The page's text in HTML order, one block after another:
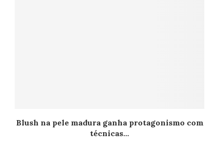
Blush na pele madura ganha protagonismo com
técnicas...